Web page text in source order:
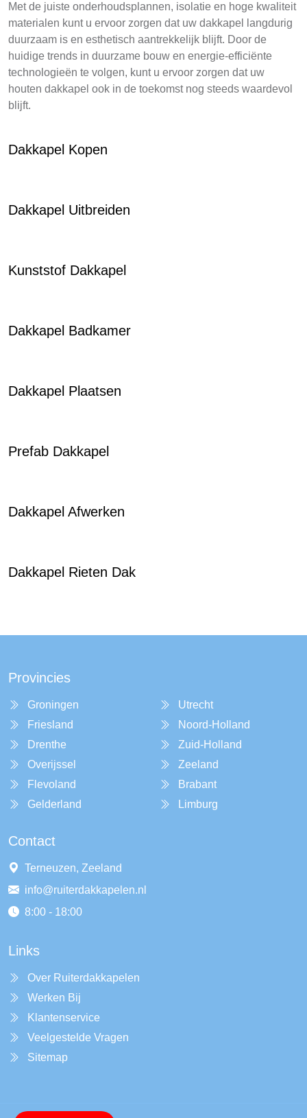
Met de juiste onderhoudsplannen, isolatie en hoge kwaliteit
materialen kunt u ervoor zorgen dat uw dakkapel langdurig
duurzaam is en esthetisch aantrekkelijk blijft. Door de
huidige trends in duurzame bouw en energie-efficiënte
technologieën te volgen, kunt u ervoor zorgen dat uw
houten dakkapel ook in de toekomst nog steeds waardevol
blijft.
Dakkapel Kopen
Dakkapel Uitbreiden
Kunststof Dakkapel
Dakkapel Badkamer
Dakkapel Plaatsen
Prefab Dakkapel
Dakkapel Afwerken
Dakkapel Rieten Dak
Provincies
Groningen
Friesland
Drenthe
Overijssel
Flevoland
Gelderland
Utrecht
Noord-Holland
Zuid-Holland
Zeeland
Brabant
Limburg
Contact
Terneuzen, Zeeland
info@ruiterdakkapelen.nl
8:00 - 18:00
Links
Over Ruiterdakkapelen
Werken Bij
Klantenservice
Veelgestelde Vragen
Sitemap